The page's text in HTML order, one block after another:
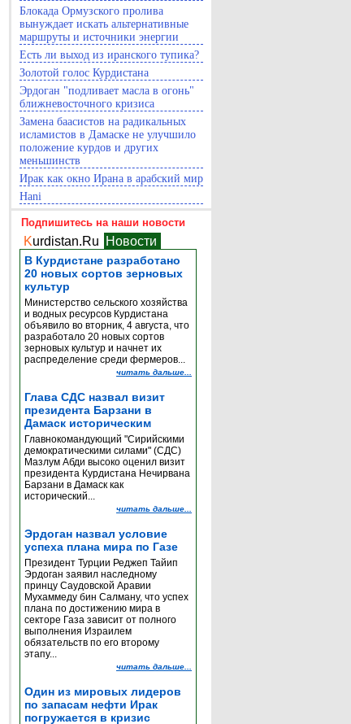
Блокада Ормузского пролива
вынуждает искать альтернативные
маршруты и источники энергии
Есть ли выход из иранского тупика?
Золотой голос Курдистана
Эрдоган "подливает масла в огонь"
ближневосточного кризиса
Замена баасистов на радикальных
исламистов в Дамаске не улучшило
положение курдов и других
меньшинств
Ирак как окно Ирана в арабский мир
Hani
Подпишитесь на наши новости
Kurdistan.Ru Новости
В Курдистане разработано
20 новых сортов зерновых
культур
Министерство сельского хозяйства
и водных ресурсов Курдистана
объявило во вторник, 4 августа, что
разработало 20 новых сортов
зерновых культур и начнет их
распределение среди фермеров...
читать дальше...
Глава СДС назвал визит
президента Барзани в
Дамаск историческим
Главнокомандующий "Сирийскими
демократическими силами" (СДС)
Мазлум Абди высоко оценил визит
президента Курдистана Нечирвана
Барзани в Дамаск как
исторический...
читать дальше...
Эрдоган назвал условие
успеха плана мира по Газе
Президент Турции Реджеп Тайип
Эрдоган заявил наследному
принцу Саудовской Аравии
Мухаммеду бин Салману, что успех
плана по достижению мира в
секторе Газа зависит от полного
выполнения Израилем
обязательств по его второму
этапу...
читать дальше...
Один из мировых лидеров
по запасам нефти Ирак
погружается в кризис